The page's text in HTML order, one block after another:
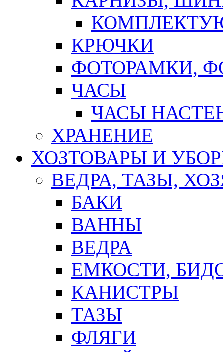
КРЮЧКИ
ФОТОРАМКИ,
ЧАСЫ
ЧАСЫ
ХРАНЕНИЕ
ХОЗТОВАРЫ И
ВЕДРА, ТАЗЫ,
БАКИ
ВАННЫ
ВЕДРА
ЕМКОСТИ,
КАНИСТРЫ
ТАЗЫ
ФЛЯГИ